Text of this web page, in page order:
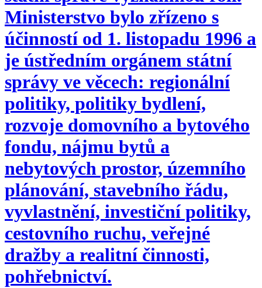
Ministerstvo bylo zřízeno s
účinností od 1. listopadu 1996 a
je ústředním orgánem státní
správy ve věcech: regionální
politiky, politiky bydlení,
rozvoje domovního a bytového
fondu, nájmu bytů a
nebytových prostor, územního
plánování, stavebního řádu,
vyvlastnění, investiční politiky,
cestovního ruchu, veřejné
dražby a realitní činnosti,
pohřebnictví.